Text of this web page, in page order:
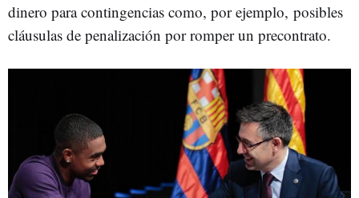
dinero para contingencias como, por ejemplo, posibles
cláusulas de penalización por romper un precontrato.